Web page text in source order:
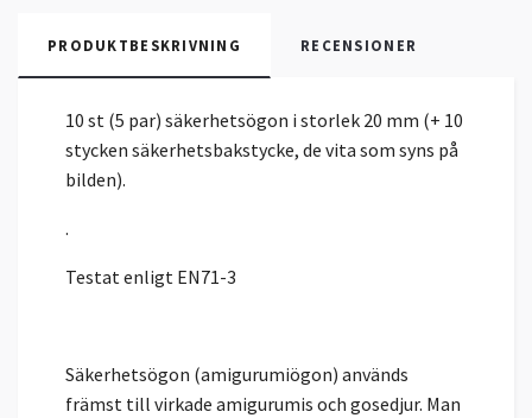
PRODUKTBESKRIVNING RECENSIONER
10 st (5 par) säkerhetsögon i storlek 20 mm (+ 10
stycken säkerhetsbakstycke, de vita som syns på
bilden).
.
Testat enligt EN71-3
Säkerhetsögon (amigurumiögon) används
främst till virkade amigurumis och gosedjur. Man